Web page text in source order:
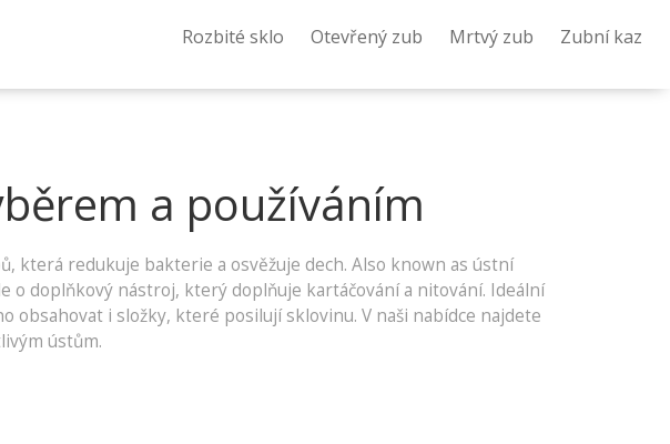
Rozbité sklo Otevřený zub Mrtvý zub Zubní kaz
a používáním
která redukuje bakterie a osvěžuje dech. Also known as ústní
o doplňkový nástroj, který doplňuje kartáčování a nitování. Ideální
i složky, které posilují sklovinu. V naši nabídce najdete
ústům.